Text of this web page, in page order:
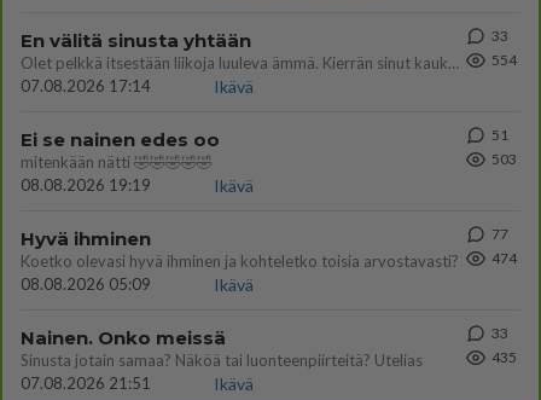
En välitä sinusta yhtään
Olet pelkkä itsestään liikoja luuleva ämmä. Kierrän sinut kaukaa nyt ja aina. Olit mulle pelkkä lelu vaan.
07.08.2026 17:14
Ikävä
33
554
Ei se nainen edes oo
mitenkään nätti 🤣🤣🤣🤣🤣
08.08.2026 19:19
Ikävä
51
503
Hyvä ihminen
Koetko olevasi hyvä ihminen ja kohteletko toisia arvostavasti?
08.08.2026 05:09
Ikävä
77
474
Nainen. Onko meissä
Sinusta jotain samaa? Näköä tai luonteenpiirteitä? Utelias
07.08.2026 21:51
Ikävä
33
435